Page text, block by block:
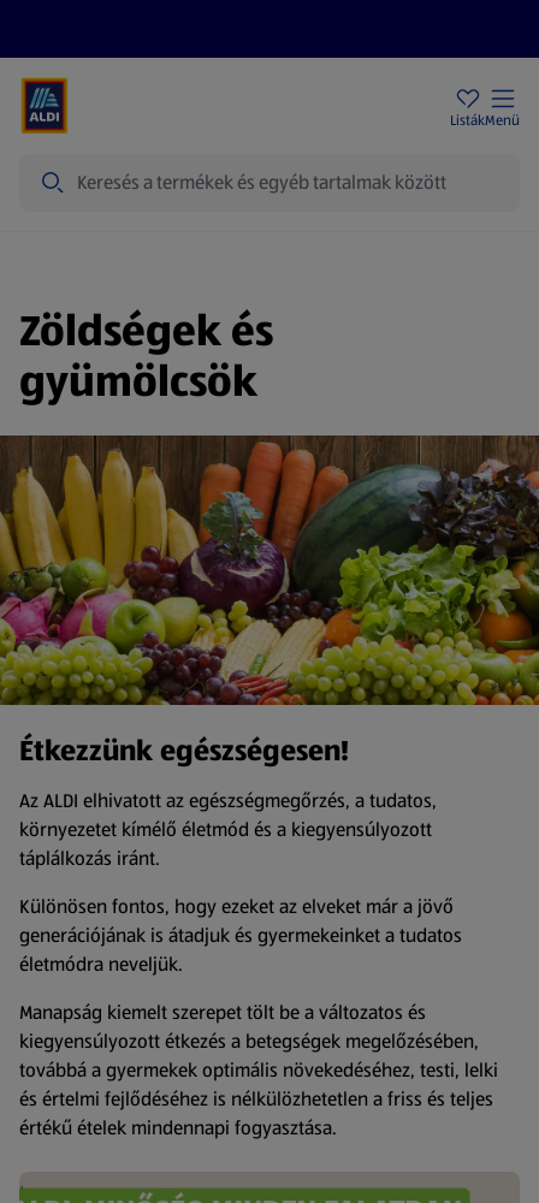
ListákMenü
Zöldségek és
gyümölcsök
Étkezzünk egészségesen!
Az ALDI elhivatott az egészségmegőrzés, a tudatos,
környezetet kímélő életmód és a kiegyensúlyozott
táplálkozás iránt.
Különösen fontos, hogy ezeket az elveket már a jövő
generációjának is átadjuk és gyermekeinket a tudatos
életmódra neveljük.
Manapság kiemelt szerepet tölt be a változatos és
kiegyensúlyozott étkezés a betegségek megelőzésében,
továbbá a gyermekek optimális növekedéséhez, testi, lelki
és értelmi fejlődéséhez is nélkülözhetetlen a friss és teljes
értékű ételek mindennapi fogyasztása.